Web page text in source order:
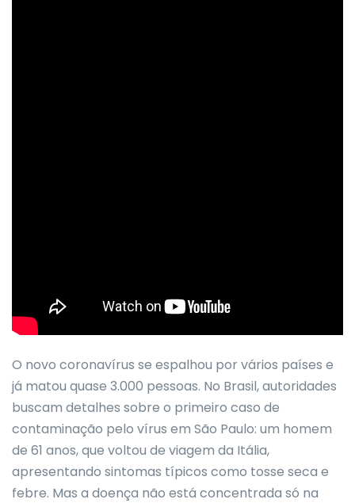
O novo coronavírus se espalhou por vários países e
já matou quase 3.000 pessoas. No Brasil, autoridades
buscam detalhes sobre o primeiro caso de
contaminação pelo vírus em São Paulo: um homem
de 61 anos, que voltou de viagem da Itália,
apresentando sintomas típicos como tosse seca e
febre. Mas a doença não está concentrada só na